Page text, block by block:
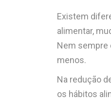
Existem
alimentar,
Nem sempre
menos.
Na redução
os hábitos